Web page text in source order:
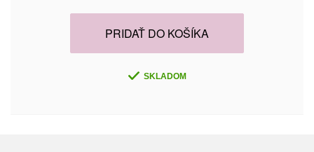
PRIDAŤ DO KOŠÍKA
SKLADOM